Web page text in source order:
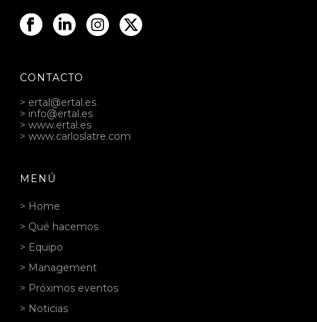
CONTACTO
> ertal@ertal.es
> info@ertal.es
> www.ertal.es
> www.carloslatre.com
MENÚ
> Home
> Qué hacemos
> Equipo
> Management
> Próximos eventos
> Noticias